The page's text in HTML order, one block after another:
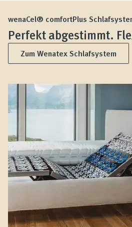
wenaCel® comfortPlus
Perfekt abgestimmt.
Zum Wenatex Schlafsystem